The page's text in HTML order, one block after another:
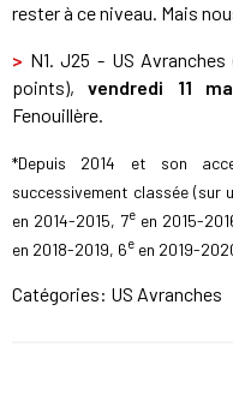
rester à ce niveau. Mais
> N1. J25 - US Avranches
points),vendredi 11
Fenouillère.
*Depuis 2014 et son
successivement classée (sur
en 2014-2015, 7een 2015-
en 2018-2019, 6e en 2019-
Catégories: US Avranches